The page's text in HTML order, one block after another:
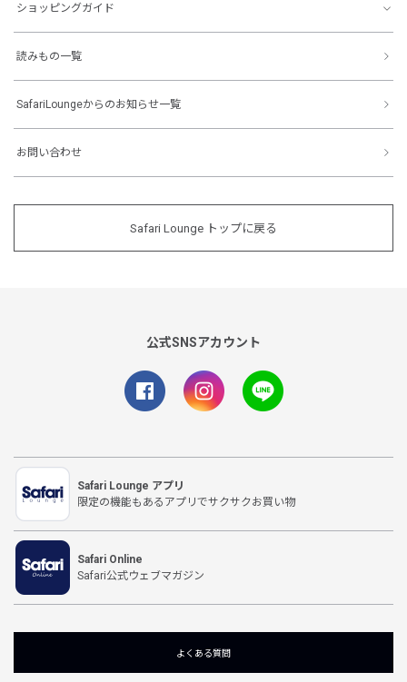
ショッピングガイド
読みもの一覧
SafariLoungeからのお知らせ一覧
お問い合わせ
Safari Lounge トップに戻る
公式SNSアカウント
Safari Lounge アプリ
限定の機能もあるアプリでサクサクお買い物
Safari Online
Safari公式ウェブマガジン
よくある質問